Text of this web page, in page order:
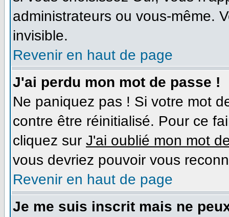
administrateurs ou vous-même.
invisible.
Revenir en haut de page
J'ai perdu mon mot de passe !
Ne paniquez pas ! Si votre mot
contre être réinitialisé. Pour ce
cliquez sur J'ai oublié mon mot
vous devriez pouvoir vous
Revenir en haut de page
Je me suis inscrit mais ne